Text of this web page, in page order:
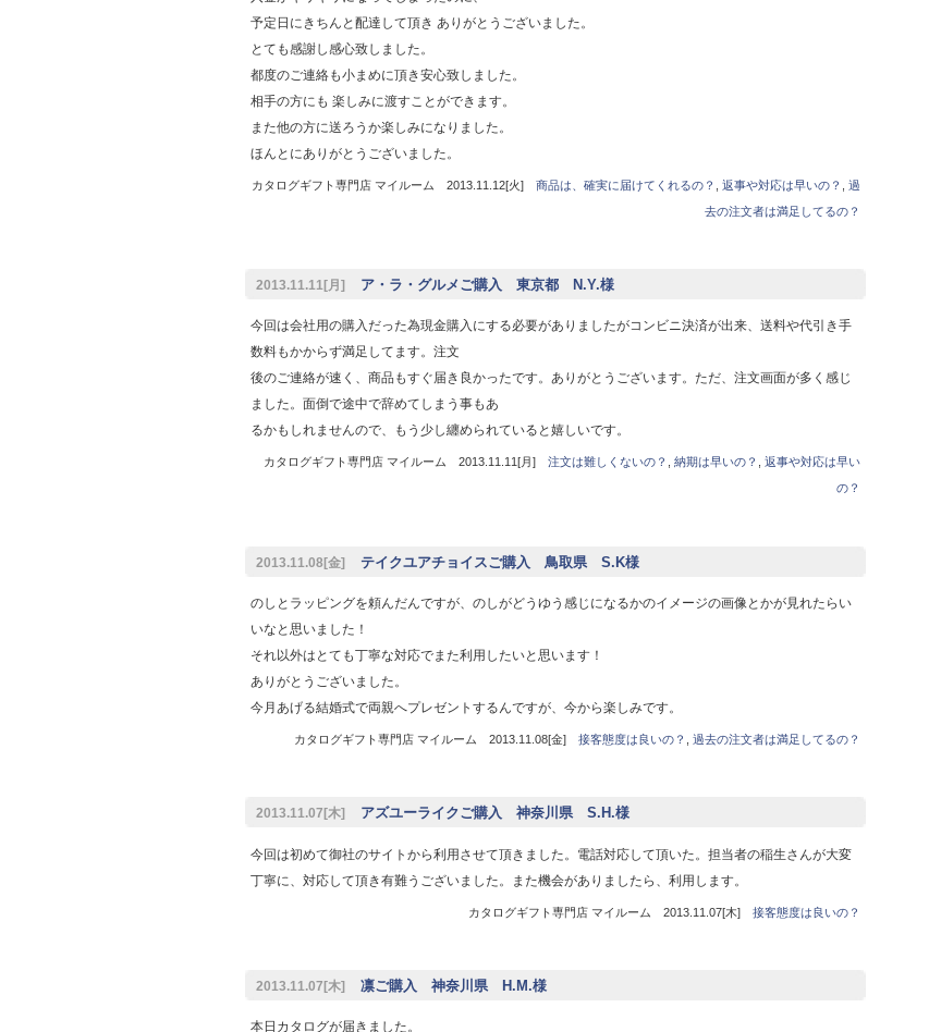
予定日にきちんと配達して頂き ありがとうございました。
とても感謝し感心致しました。
都度のご連絡も小まめに頂き安心致しました。
相手の方にも 楽しみに渡すことができます。
また他の方に送ろうか楽しみになりました。
ほんとにありがとうございました。
カタログギフト専門店 マイルーム 2013.11.12[火] 商品は、確実に届けてくれるの？ 返事や対応は早いの？
過
去の注文者は満足してるの？
2013.11.11[月] ア・ラ・グルメご購入 東京都 N.Y.様
今回は会社用の購入だった為現金購入にする必要がありましたがコンビニ決済が出来、送料や代引き手
数料もかからず満足してます。注文
後のご連絡が速く、商品もすぐ届き良かったです。ありがとうございます。ただ、注文画面が多く感じ
ました。面倒で途中で辞めてしまう事もあ
るかもしれませんので、もう少し纏められていると嬉しいです。
カタログギフト専門店 マイルーム 2013.11.11[月] 注文は難しくないの？ 納期は早いの？
返事や対応は早い
の？
2013.11.08[金] テイクユアチョイスご購入 鳥取県 S.K様
のしとラッピングを頼んだんですが、のしがどうゆう感じになるかのイメージの画像とかが見れたらい
いなと思いました！
それ以外はとても丁寧な対応でまた利用したいと思います！
ありがとうございました。
今月あげる結婚式で両親へプレゼントするんですが、今から楽しみです。
カタログギフト専門店 マイルーム 2013.11.08[金] 接客態度は良いの？ 過去の注文者は満足してるの？
2013.11.07[木] アズユーライクご購入 神奈川県 S.H.様
今回は初めて御社のサイトから利用させて頂きました。電話対応して頂いた。担当者の稲生さんが大変
丁寧に、対応して頂き有難うございました。また機会がありましたら、利用します。
カタログギフト専門店 マイルーム 2013.11.07[木] 接客態度は良いの？
2013.11.07[木] 凛ご購入 神奈川県 H.M.様
本日カタログが届きました。